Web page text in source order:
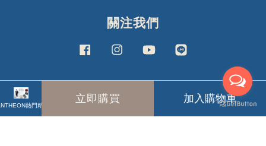
熱門精選
立即購買 加入購物車
關注我們
FacebookInstagramYouTube
Master